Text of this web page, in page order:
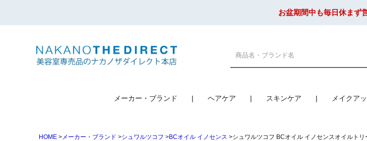
お盆期間中も毎日休まず
メーカー・ブランド ヘアケア スキンケア メイクア
HOME メーカー・ブランド シュワルツコフ BCオイル イノセンス シュワルツコフ BCオイル イノセンスオイルト